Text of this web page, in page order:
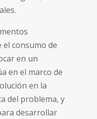
consumo de
en un
en el marco de
en la
del problema, y
desarrollar